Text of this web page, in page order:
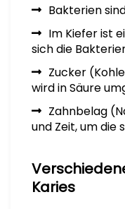
Bakterien
Im Kiefer ist
sich die
Zucker
wird in Säure
Zahnbelag
und Zeit, um die
Karies